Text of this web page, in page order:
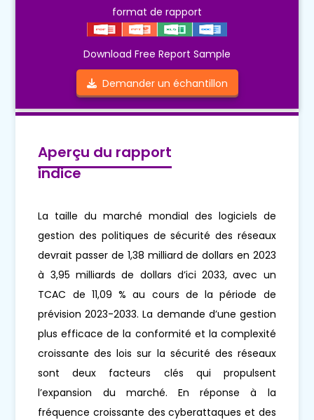
format de rapport
Download Free Report Sample
Demander un échantillon
Aperçu du rapport
indice
La taille du marché mondial des logiciels de
gestion des politiques de sécurité des réseaux
devrait passer de 1,38 milliard de dollars en 2023
à 3,95 milliards de dollars d’ici 2033, avec un
TCAC de 11,09 % au cours de la période de
prévision 2023-2033. La demande d’une gestion
plus efficace de la conformité et la complexité
croissante des lois sur la sécurité des réseaux
sont deux facteurs clés qui propulsent
l’expansion du marché. En réponse à la
fréquence croissante des cyberattaques et des